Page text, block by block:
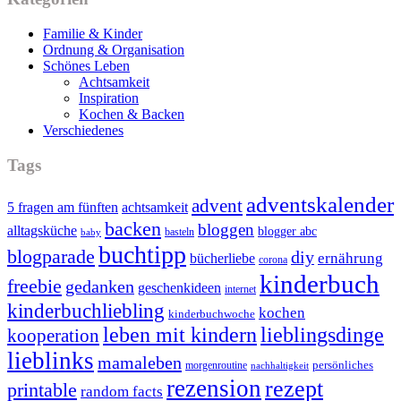
Familie & Kinder
Ordnung & Organisation
Schönes Leben
Achtsamkeit
Inspiration
Kochen & Backen
Verschiedenes
Tags
5 fragen am fünften achtsamkeit advent adventskalender
alltagsküche baby backen basteln bloggen blogger abc
blogparade buchtipp bücherliebe corona diy ernährung
freebie gedanken geschenkideen internet kinderbuch
kinderbuchliebling kinderbuchwoche kochen
kooperation leben mit kindernlieblingsdinge
lieblinks mamaleben morgenroutine nachhaltigkeit persönliches
printable random facts rezensionrezept